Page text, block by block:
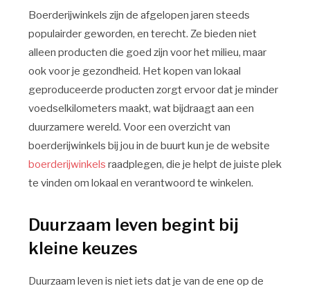
Boerderijwinkels zijn de afgelopen jaren steeds
populairder geworden, en terecht. Ze bieden niet
alleen producten die goed zijn voor het milieu, maar
ook voor je gezondheid. Het kopen van lokaal
geproduceerde producten zorgt ervoor dat je minder
voedselkilometers maakt, wat bijdraagt aan een
duurzamere wereld. Voor een overzicht van
boerderijwinkels bij jou in de buurt kun je de website
boerderijwinkels raadplegen, die je helpt de juiste plek
te vinden om lokaal en verantwoord te winkelen.
Duurzaam leven begint bij
kleine keuzes
Duurzaam leven is niet iets dat je van de ene op de